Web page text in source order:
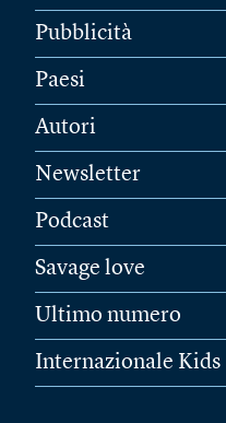
Pubblicità
Paesi
Autori
Newsletter
Podcast
Savage love
Ultimo numero
Internazionale Kids